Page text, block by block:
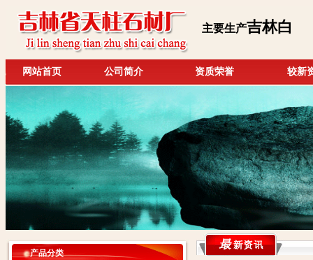
主要生产吉林白
网站首页 公司简介 资质荣誉 较新
产品分类